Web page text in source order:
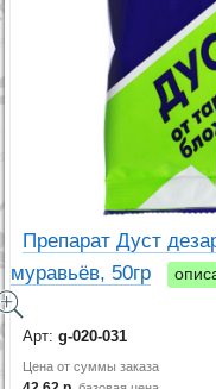
Препарат Дуст
муравьёв, 50гр
Арт:g-020-031
Цена от суммы заказа